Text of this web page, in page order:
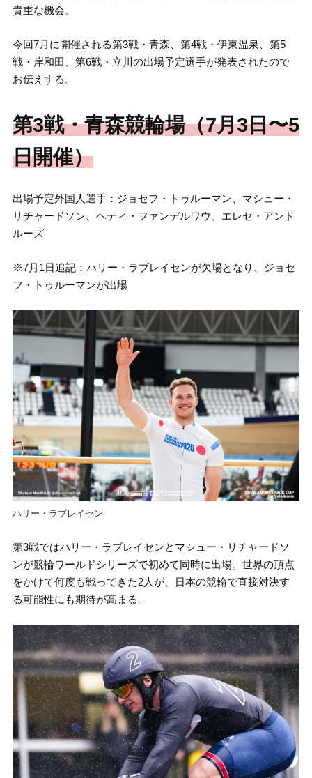
貴重な機会。
今回7月に開催される第3戦・青森、第4戦・伊東温泉、第5
戦・岸和田、第6戦・立川の出場予定選手が発表されたので
お伝えする。
第3戦・青森競輪場（7月3日〜5
日開催）
出場予定外国人選手：ジョセフ・トゥルーマン、マシュー・
リチャードソン、ヘティ・ファンデルワウ、エレセ・アンド
ルーズ
※7月1日追記：ハリー・ラブレイセンが欠場となり、ジョセ
フ・トゥルーマンが出場
ハリー・ラブレイセン
第3戦ではハリー・ラブレイセンとマシュー・リチャードソ
ンが競輪ワールドシリーズで初めて同時に出場。世界の頂点
をかけて何度も戦ってきた2人が、日本の競輪で直接対決す
る可能性にも期待が高まる。